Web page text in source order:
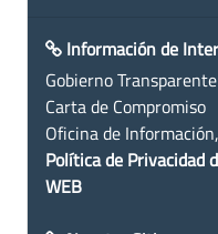
Información de
Gobierno Transparente
Carta de Compromiso
Oficina de
Política de Privacidad
WEB